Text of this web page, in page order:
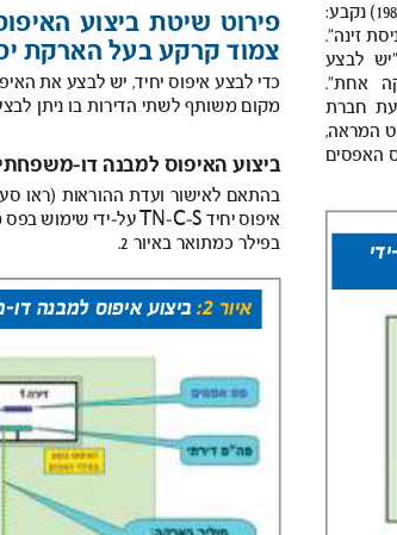
נקבע:
.”
אחת.”
חברת
המראה,
האפסים
פירוט האיפוס
מקום
משותף לשתי
ביצוע האיפוס למבנה דו-משפחתי
בהתאם לאישור ועדת ההוראות )
S
-
C
-
TNעל-
בפילר
כמתואר באיור .2
איור 2: ביצוע איפוס למבנה דו-משפחתי צמוד קרקע